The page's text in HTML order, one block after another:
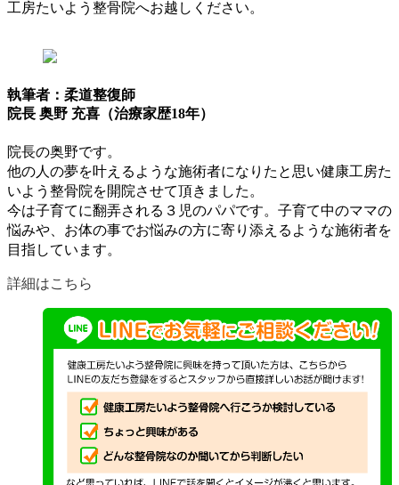
工房たいよう整骨院へお越しください。
執筆者：柔道整復師
院長 奥野 充喜（治療家歴18年）
院長の奥野です。
他の人の夢を叶えるような施術者になりたと思い健康工房た
いよう整骨院を開院させて頂きました。
今は子育てに翻弄される３児のパパです。子育て中のママの
悩みや、お体の事でお悩みの方に寄り添えるような施術者を
目指しています。
詳細はこちら